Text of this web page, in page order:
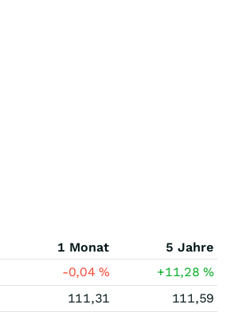
1 Monat
5 Jahre
-0,04% +11,28%
111,31
111,59